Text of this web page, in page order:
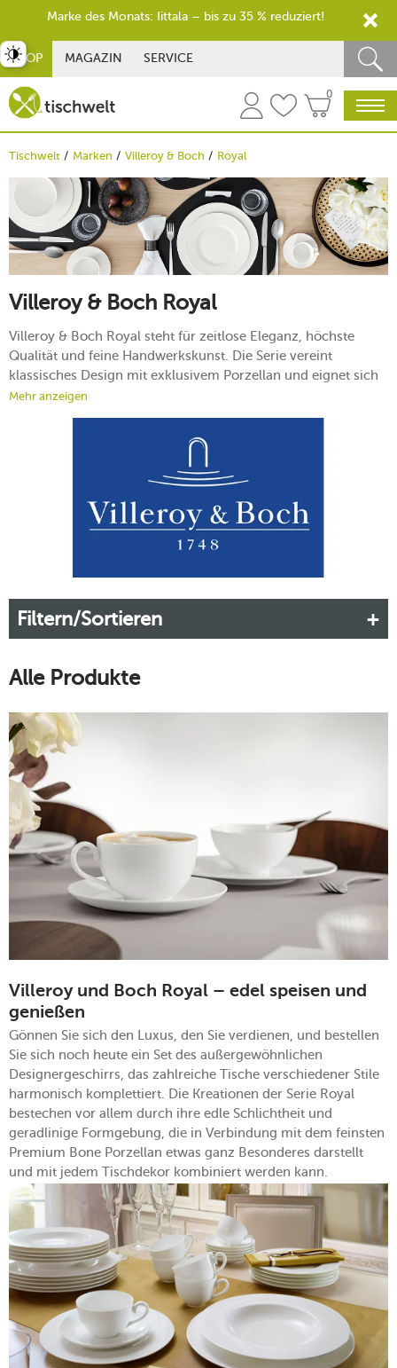
SHOP MAGAZIN SERVICE
0
Tischwelt Marken Villeroy & Boch Royal
Villeroy & Boch Royal
Villeroy & Boch Royal steht für zeitlose Eleganz, höchste
Qualität und feine Handwerkskunst. Die Serie vereint
klassisches Design mit exklusivem Porzellan und eignet sich
perfekt für festliche Tafeln ebenso wie für den stilvollen
Alltag. Mit Royal setzen Sie auf hochwertige Verarbeitung,
edle Formen und die unverwechselbare Ästhetik von Villeroy
Mehr anzeigen
Filtern/Sortieren
Alle Produkte
Villeroy und Boch Royal – edel speisen und
genießen
Gönnen Sie sich den Luxus, den Sie verdienen, und bestellen
Sie sich noch heute ein Set des außergewöhnlichen
Designergeschirrs, das zahlreiche Tische verschiedener Stile
harmonisch komplettiert. Die Kreationen der Serie Royal
bestechen vor allem durch ihre edle Schlichtheit und
geradlinige Formgebung, die in Verbindung mit dem feinsten
Premium Bone Porzellan etwas ganz Besonderes darstellt
und mit jedem Tischdekor kombiniert werden kann.
umschalten
Marke des Monats: Iittala – bis zu 35 % reduziert!